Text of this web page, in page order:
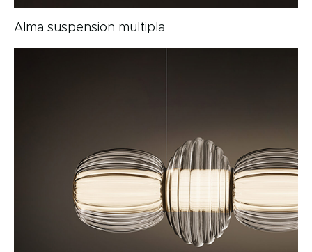
Alma suspension multipla